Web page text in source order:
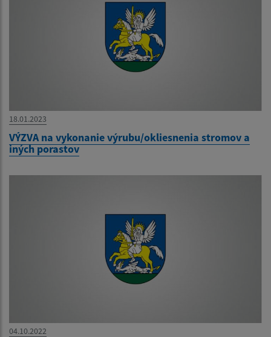
18.01.2023
VÝZVA na vykonanie výrubu/okliesnenia stromov a
iných porastov
04.10.2022